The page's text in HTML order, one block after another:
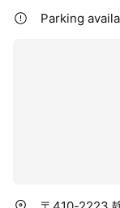
Parking